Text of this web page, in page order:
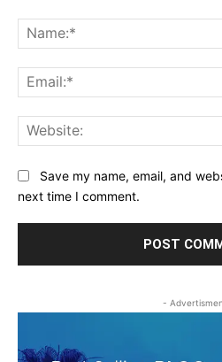
Save my name, email, and
next time I comment.
-